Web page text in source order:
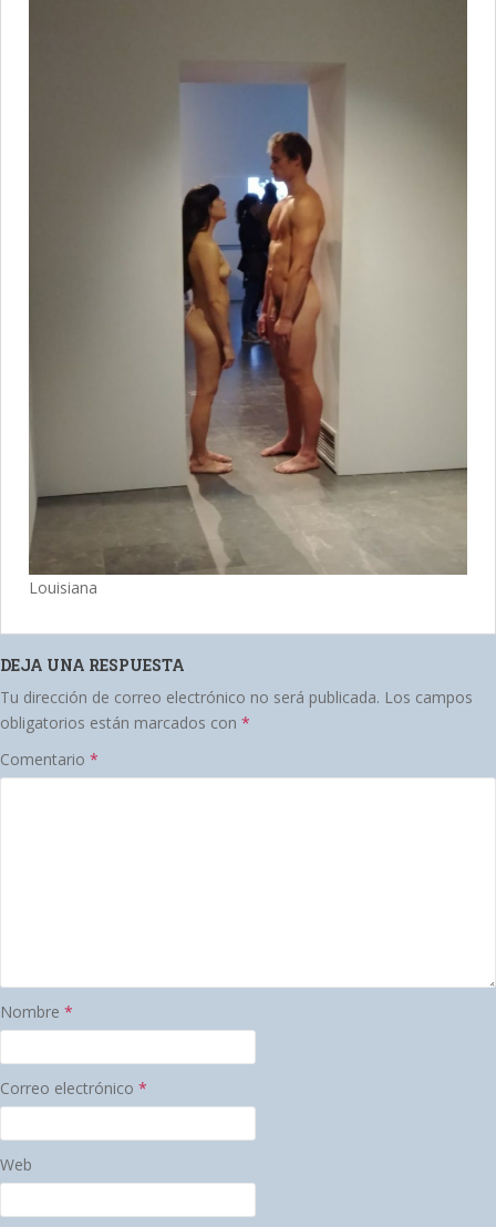
Louisiana
DEJA UNA RESPUESTA
Tu dirección de correo electrónico no será publicada. Los campos
obligatorios están marcados con *
Comentario *
Nombre *
Correo electrónico *
Web